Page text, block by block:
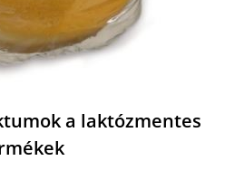
a laktózmentes